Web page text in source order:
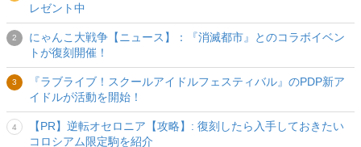
レゼント中
にゃんこ大戦争【ニュース】：『消滅都市』とのコラボイベン
トが復刻開催！
『ラブライブ！スクールアイドルフェスティバル』のPDP新ア
イドルが活動を開始！
【PR】逆転オセロニア【攻略】: 復刻したら入手しておきたい
コロシアム限定駒を紹介